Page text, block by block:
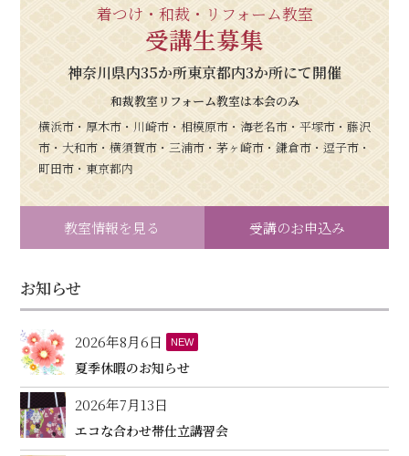
着つけ・和裁・リフォーム教室
受講生募集
神奈川県内35か所東京都内3か所にて開催
和裁教室リフォーム教室は本会のみ
横浜市・厚木市・川崎市・相模原市・海老名市・平塚市・藤沢
市・大和市・横須賀市・三浦市・茅ヶ崎市・鎌倉市・逗子市・
町田市・東京都内
教室情報を見る 受講のお申込み
お知らせ
2026年8月6日 NEW
夏季休暇のお知らせ
2026年7月13日
エコな合わせ帯仕立講習会